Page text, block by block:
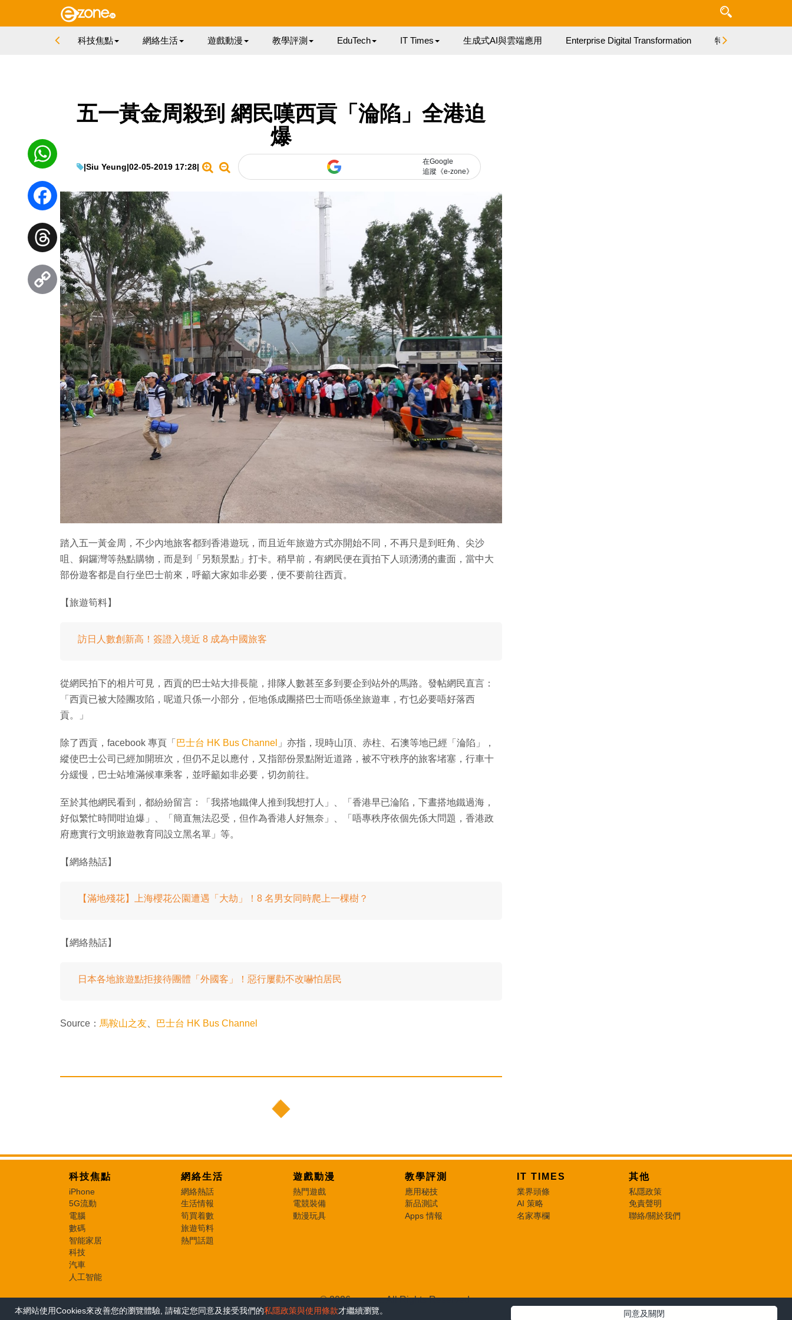
本網站使用Cookies來改善您的瀏覽體驗, 請確定您同意及接受我們的私隱政策與使用條款才繼續瀏覽。 同意及關閉
科技焦點 網絡生活 遊戲動漫 教學評測 EduTech IT Times 生成式AI與雲端應用 Enterprise Digital Transformation 特集
五一黃金周殺到 網民嘆西貢「淪陷」全港迫
爆
|Siu Yeung|02-05-2019 17:28|
在Google
追蹤《e-zone》
踏入五一黃金周，不少內地旅客都到香港遊玩，而且近年旅遊方式亦開始不同，不再只是到旺角、尖沙
咀、銅鑼灣等熱點購物，而是到「另類景點」打卡。稍早前，有網民便在貢拍下人頭湧湧的畫面，當中大
部份遊客都是自行坐巴士前來，呼籲大家如非必要，便不要前往西貢。
【旅遊筍料】
訪日人數創新高！簽證入境近 8 成為中國旅客
從網民拍下的相片可見，西貢的巴士站大排長龍，排隊人數甚至多到要企到站外的馬路。發帖網民直言：
「西貢已被大陸團攻陷，呢道只係一小部分，佢地係成團搭巴士而唔係坐旅遊車，冇乜必要唔好落西
貢。」
除了西貢，facebook 專頁「 巴士台 HK Bus Channel 」亦指，現時山頂、赤柱、石澳等地已經「淪陷」，
縱使巴士公司已經加開班次，但仍不足以應付，又指部份景點附近道路，被不守秩序的旅客堵塞，行車十
分緩慢，巴士站堆滿候車乘客，並呼籲如非必要，切勿前往。
至於其他網民看到，都紛紛留言：「我搭地鐵俾人推到我想打人」、「香港早已淪陷，下晝搭地鐵過海，
好似繁忙時間咁迫爆」、「簡直無法忍受，但作為香港人好無奈」、「唔專秩序依個先係大問題，香港政
府應實行文明旅遊教育同設立黑名單」等。
【網絡熱話】
【滿地殘花】上海櫻花公園遭遇「大劫」！8 名男女同時爬上一棵樹？
【網絡熱話】
日本各地旅遊點拒接待團體「外國客」！惡行屢勸不改嚇怕居民
Source： 馬鞍山之友 巴士台 HK Bus Channel
WhatsApp
Facebook
Threads
Copy
Link
科技焦點
iPhone
5G流動
電腦
數碼
智能家居
科技
汽車
人工智能
網絡生活
網絡熱話
生活情報
筍買着數
旅遊筍料
熱門話題
遊戲動漫
熱門遊戲
電競裝備
動漫玩具
教學評測
應用秘技
新品測試
Apps 情報
IT TIMES
業界頭條
AI 策略
名家專欄
其他
私隱政策
免責聲明
聯絡/關於我們
© 2026 e-zone. All Rights Reserved.